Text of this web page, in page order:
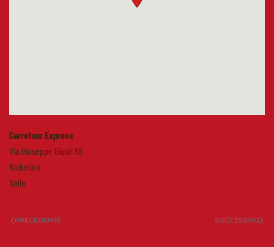
Carrefour Express
Via Giuseppe Giusti 56
Nichelino
Italia
PRECEDENTE SUCCESSIVO